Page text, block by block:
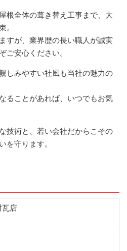
根全体の葺き替え工事まで、大
。
すが、業界歴の長い職人が誠実
ご安心ください。
しみやすい社風も当社の魅力の
ることがあれば、いつでもお気
技術と、若い会社だからこその
を守ります。
瓦店